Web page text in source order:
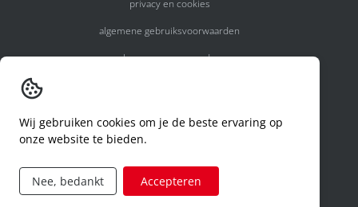
privacy en cookies
algemene gebruiksvoorwaarden
algemene voorwaarden
code of conduct
aanvraag rechten ivm privacy
Wij gebruiken cookies om je de beste ervaring op
onze website te bieden.
Nee, bedankt Accepteren